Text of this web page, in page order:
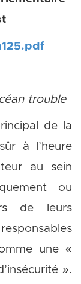
trouble
de la
à l’heure
au sein
ou
de leurs
une «
».